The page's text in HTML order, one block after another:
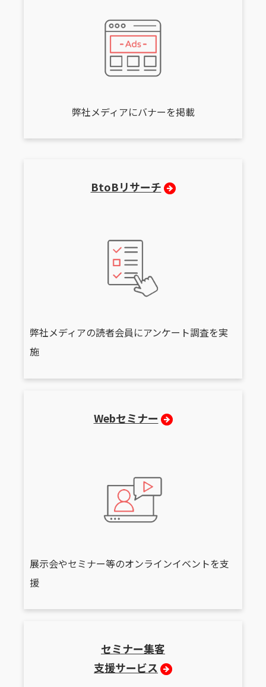
弊社メディアにバナーを掲載
BtoBリサーチ
弊社メディアの読者会員にアンケート調査を実
施
Webセミナー
展示会やセミナー等のオンラインイベントを支
援
セミナー集客
支援サービス